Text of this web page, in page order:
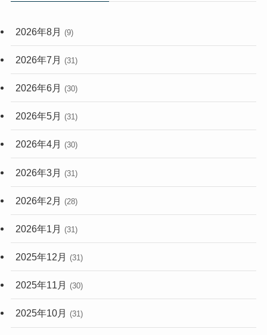
(248)
2026年8月 (9)
2026年7月 (31)
2026年6月 (30)
2026年5月 (31)
2026年4月 (30)
2026年3月 (31)
2026年2月 (28)
2026年1月 (31)
2025年12月 (31)
2025年11月 (30)
2025年10月 (31)